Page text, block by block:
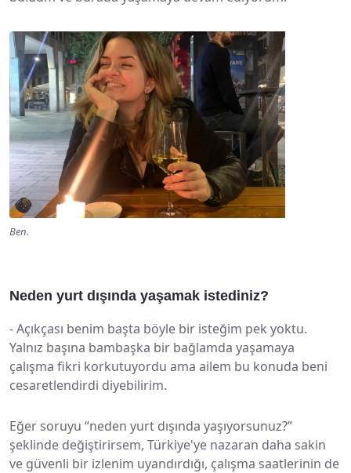
Ben.
Neden yurt dışında yaşamak istediniz?
-Açıkçası benim başta böyle bir isteğim pek yoktu.
Yalnız başına bambaşka bir bağlamda yaşamaya
çalışma fikri korkutuyordu ama ailem bu konuda beni
cesaretlendirdi diyebilirim.
Eğer soruyu “neden yurt dışında yaşıyorsunuz?”
şeklinde değiştirirsem, Türkiye'ye nazaran daha sakin
ve güvenli bir izlenim uyandırdığı, çalışma saatlerinin de